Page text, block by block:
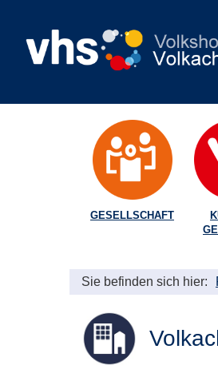
GESELLSCHAFT
Sie befinden sich hier: